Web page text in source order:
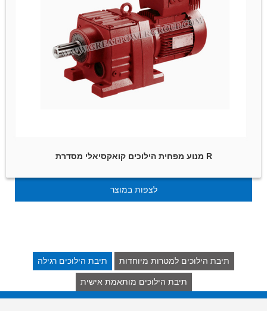
מנוע מפחית הילוכים קואקסיאלי מסדרת R
לצפות במוצר
תיבת הילוכים רגילה תיבת הילוכים למטרות מיוחדות
תיבת הילוכים מותאמת אישית